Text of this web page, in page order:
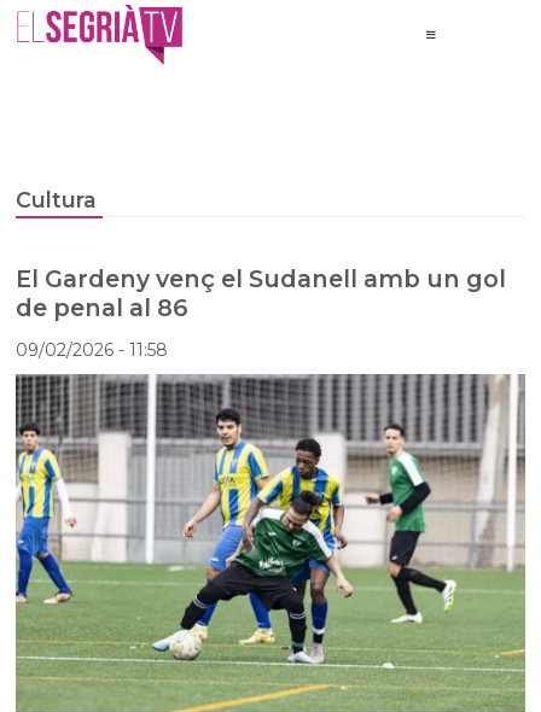
Cultura
El Gardeny venç el Sudanell amb un gol
de penal al 86
09/02/2026- 11:58